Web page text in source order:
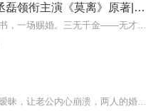
盛世嫡妃|白鹿&丞磊领衔主演《莫离》原著|退婚嫡女&残疾王爷